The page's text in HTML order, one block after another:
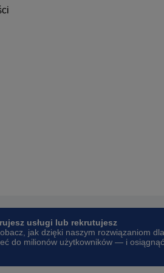
usługi lub rekrutujesz
jak dzięki naszym rozwiązaniom dla
do milionów użytkowników — i osiągnąć